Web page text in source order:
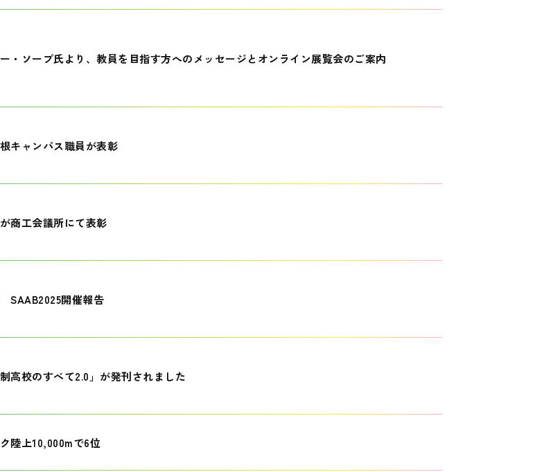
・ソープ氏より、教員を目指す方へのメッセージとオンライン展覧会のご案内
キャンパス職員が表彰
商工会議所にて表彰
SAAB2025開催報告
高校のすべて2.0」が発刊されました
陸上10,000mで6位